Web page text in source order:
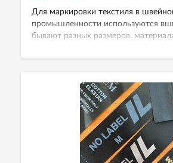
Для маркировки текстиля в
промышленности используются
бывают разных размеров,